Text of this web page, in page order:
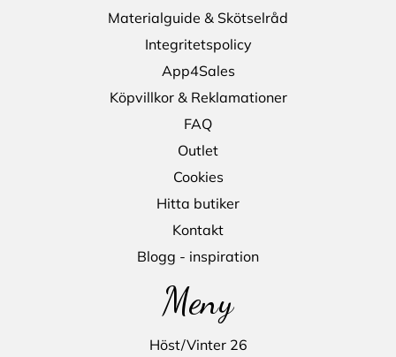
Materialguide & Skötselråd
Integritetspolicy
App4Sales
Köpvillkor & Reklamationer
FAQ
Outlet
Cookies
Hitta butiker
Kontakt
Blogg - inspiration
Meny
Höst/Vinter 26